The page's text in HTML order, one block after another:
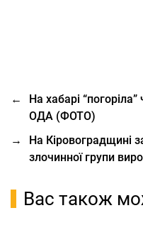
←
На хабарі
ОДА (ФОТО)
→
На Кіровоградщині
злочинної групи
Вас також